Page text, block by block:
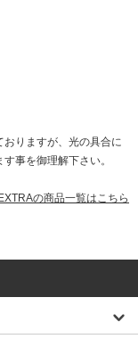
りますが、光の具合に
事を御理解下さい。
の商品一覧はこちら